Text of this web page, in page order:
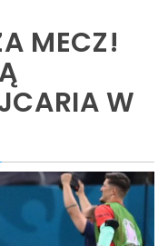
MECZ!
W